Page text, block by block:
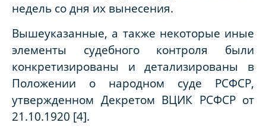
недель со дня их вынесения.
Вышеуказанные, а также некоторые иные
элементы судебного контроля были
конкретизированы и детализированы в
Положении о народном суде РСФСР,
утвержденном Декретом ВЦИК РСФСР от
21.10.1920 [4].